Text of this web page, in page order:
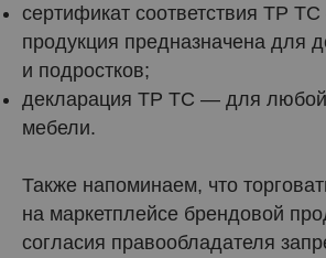
сертификат соответствия ТР
продукция предназначена для
и подростков;
декларация ТР ТС — для любой
мебели.
Также напоминаем, что
на маркетплейсе брендовой
согласия правообладателя